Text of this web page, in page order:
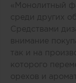
«Монолитный
среди других
Средствами
внимание
так и на
которого
орехов и